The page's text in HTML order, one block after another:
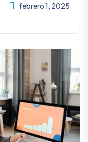
febrero 1, 2025